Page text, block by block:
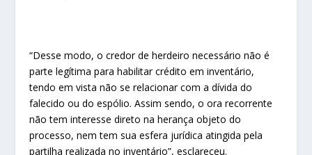
“Desse modo, o credor de herdeiro necessário não é
parte legítima para habilitar crédito em inventário,
tendo em vista não se relacionar com a dívida do
falecido ou do espólio. Assim sendo, o ora recorrente
não tem interesse direto na herança objeto do
processo, nem tem sua esfera jurídica atingida pela
partilha realizada no inventário”, esclareceu.